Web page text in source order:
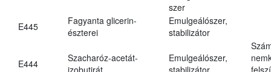
szer
E445
Fagyanta glicerin-
észterei
Emulgeálószer,
stabilizátor
E444
Szacharóz-acetát-
izobutirát
Emulgeálószer,
stabilizátor